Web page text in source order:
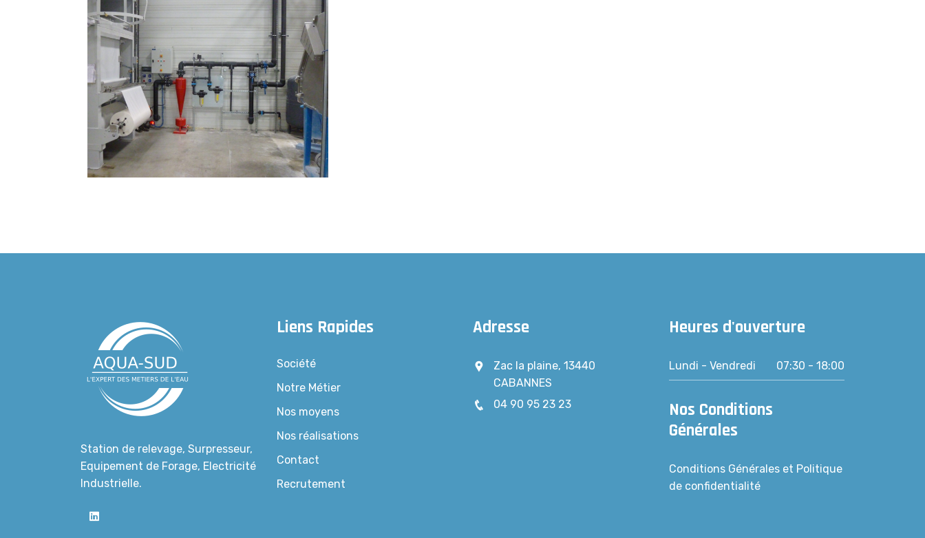
Station de relevage, Surpresseur,
Equipement de Forage, Electricité
Industrielle.
Liens Rapides
Société
Notre Métier
Nos moyens
Nos réalisations
Contact
Recrutement
Adresse
Zac la plaine, 13440
CABANNES
04 90 95 23 23
Heures d'ouverture
Lundi - Vendredi 07:30 - 18:00
Nos Conditions
Générales
Conditions Générales et Politique
de confidentialité